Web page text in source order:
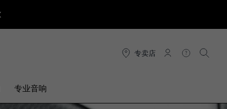
专卖店
连接 帮助 搜索
专业音响